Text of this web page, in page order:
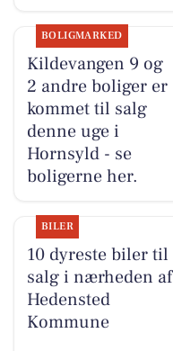
BOLIGMARKED
Kildevangen 9 og
2 andre boliger er
kommet til salg
denne uge i
Hornsyld - se
boligerne her.
BILER
10 dyreste biler til
salg i nærheden af
Hedensted
Kommune